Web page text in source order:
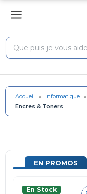
Accueil » Informatique »
Encres & Toners
EN PROMOS
En Stock